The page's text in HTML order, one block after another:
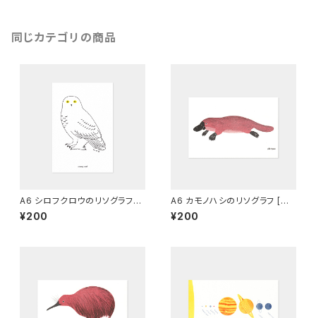
同じカテゴリの商品
A6 シロフクロウのリソグラフ
[マーメイド]
¥200
A6 カモノハシのリソグラフ [え
んじ]
¥200